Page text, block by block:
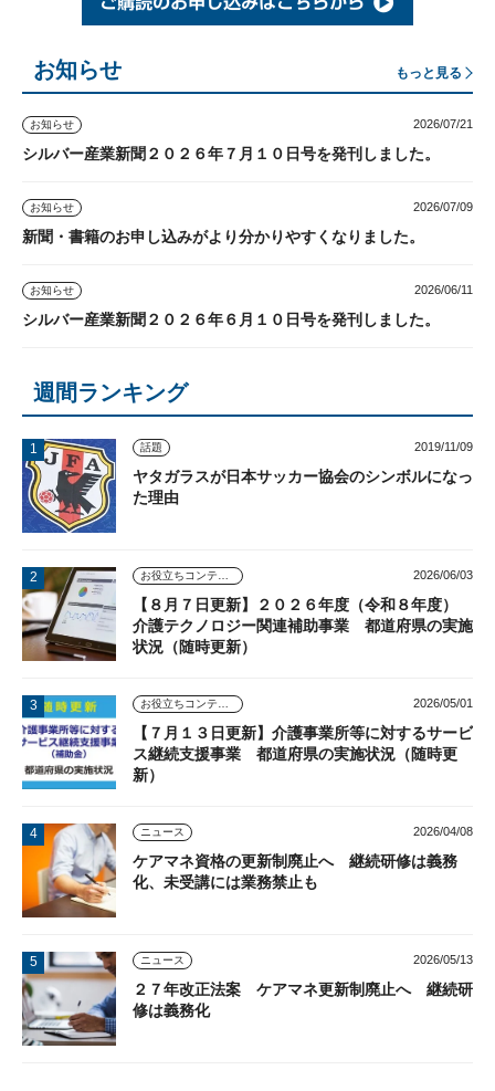
お知らせ もっと見る
お知らせ 2026/07/21
シルバー産業新聞２０２６年７月１０日号を発刊しました。
お知らせ 2026/07/09
新聞・書籍のお申し込みがより分かりやすくなりました。
お知らせ 2026/06/11
シルバー産業新聞２０２６年６月１０日号を発刊しました。
週間ランキング
話題 2019/11/09
ヤタガラスが日本サッカー協会のシンボルになっ
た理由
2026/06/03
【８月７日更新】２０２６年度（令和８年度）
介護テクノロジー関連補助事業 都道府県の実施
状況（随時更新）
2026/05/01
【７月１３日更新】介護事業所等に対するサービ
ス継続支援事業 都道府県の実施状況（随時更
新）
ニュース 2026/04/08
ケアマネ資格の更新制廃止へ 継続研修は義務
化、未受講には業務禁止も
ニュース 2026/05/13
２７年改正法案 ケアマネ更新制廃止へ 継続研
修は義務化